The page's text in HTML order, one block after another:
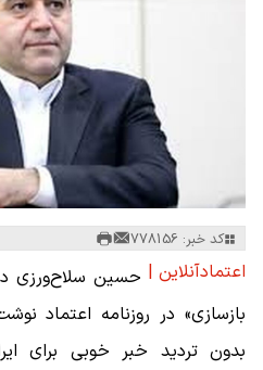
کد خبر: 778156
اعتمادآنلاین | حسین سلاح‌ورزی
بازسازی» در روزنامه اعتماد
بدون تردید خبر خوبی برای